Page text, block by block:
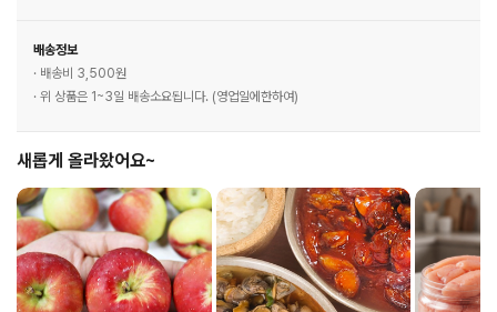
배송정보
· 배송비 3,500원
· 위 상품은 1~3일 배송소요됩니다. (영업일에한하여)
새롭게 올라왔어요~